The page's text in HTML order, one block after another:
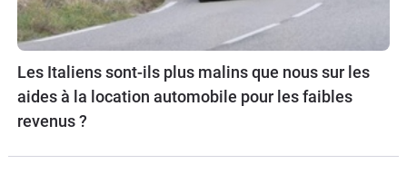
Les Italiens sont-ils plus malins que nous sur les
aides à la location automobile pour les faibles
revenus ?